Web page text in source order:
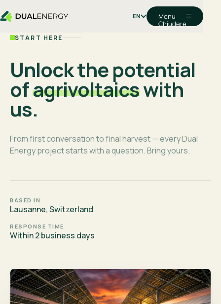
EN
Menu
Chiudere